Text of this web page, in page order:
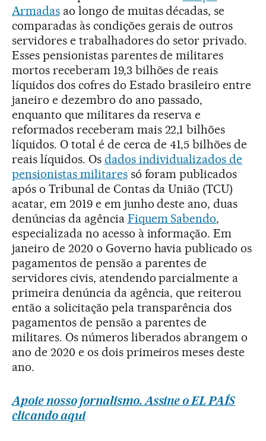
Armadasao longo de muitas décadas, se
comparadas às condições gerais de outros
servidores e trabalhadores do setor privado.
Esses pensionistas parentes de militares
mortos receberam 19,3 bilhões de reais
líquidos dos cofres do Estado brasileiro entre
janeiro e dezembro do ano passado,
enquanto que militares da reserva e
reformados receberam mais 22,1 bilhões
líquidos. O total é de cerca de 41,5 bilhões de
reais líquidos. Os dados individualizados de
pensionistas militaressó foram publicados
após o Tribunal de Contas da União (TCU)
acatar, em 2019 e em junho deste ano, duas
denúncias da agência Fiquem Sabendo,
especializada no acesso à informação. Em
janeiro de 2020 o Governo havia publicado os
pagamentos de pensão a parentes de
servidores civis, atendendo parcialmente a
primeira denúncia da agência, que reiterou
então a solicitação pela transparência dos
pagamentos de pensão a parentes de
militares. Os números liberados abrangem o
ano de 2020 e os dois primeiros meses deste
ano.
Apoie nosso jornalismo. Assine o EL PAÍS
clicando aqui